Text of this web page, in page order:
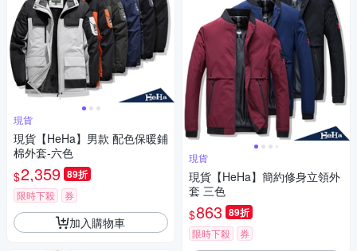
現貨
現貨【HeHa】男款 配色保暖鋪
棉外套-六色
$2,359 89折
限時下殺 券
加入購物車
現貨
現貨【HeHa】簡約修身立領外
套 三色
$863 89折
限時下殺 券